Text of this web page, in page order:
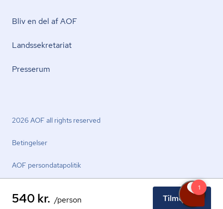
540 kr. /person Tilmeld nu
Bliv en del af AOF
Lands­se­kre­ta­ri­at
Presserum
2026 AOF all rights reserved
Betingelser
AOF per­son­da­ta­po­li­tik
facebook.comyoutube.comlinkedin.com